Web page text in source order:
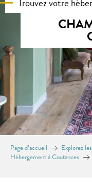
Page d’accueil Explorez
Hébergement à Coutances